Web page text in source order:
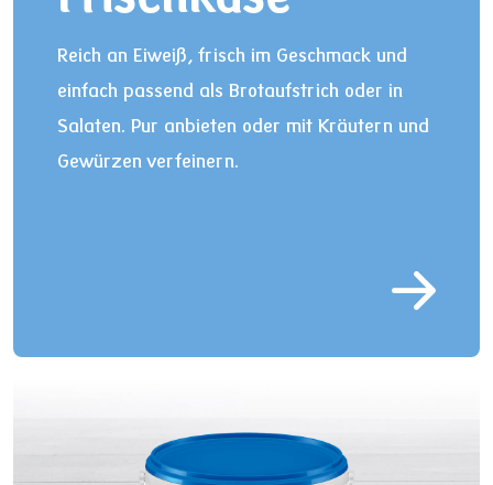
Reich an Eiweiß, frisch im Geschmack und
einfach passend als Brotaufstrich oder in
Salaten. Pur anbieten oder mit Kräutern und
Gewürzen verfeinern.